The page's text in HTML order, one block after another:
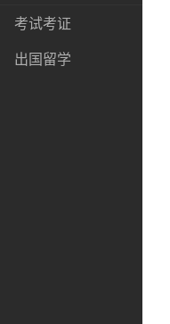
考试考证
出国留学